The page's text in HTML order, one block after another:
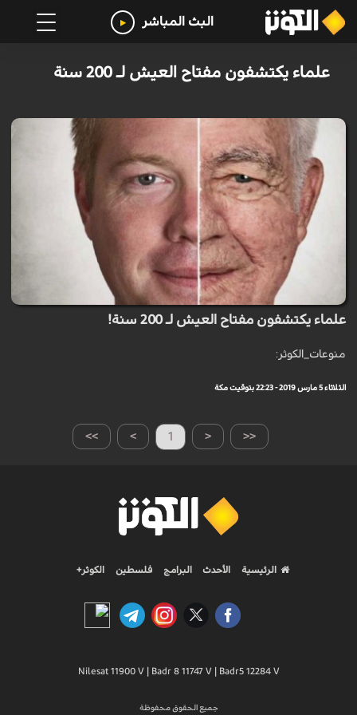
البث المباشر
علماء يكتشفون مفتاح العيش لـ 200 سنة
علماء يكتشفون مفتاح العيش لـ 200 سنة!
منوعات_الكوثر:
الثلاثاء 5 مارس 2019 - 22:23 بتوقيت مكة
>> > 1 < <<
الرئيسية الأحدث البرامج فلسطين الكوثر+
Nilesat 11900 V | Badr 8 11747 V | Badr5 12284 V
جميع الحقوق محفوظة